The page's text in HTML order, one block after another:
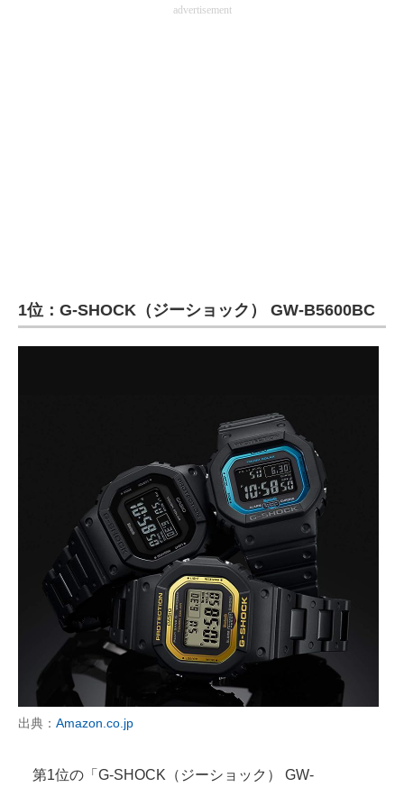
advertisement
1位：G-SHOCK（ジーショック） GW-B5600BC
出典： Amazon.co.jp
第1位の「G-SHOCK（ジーショック） GW-